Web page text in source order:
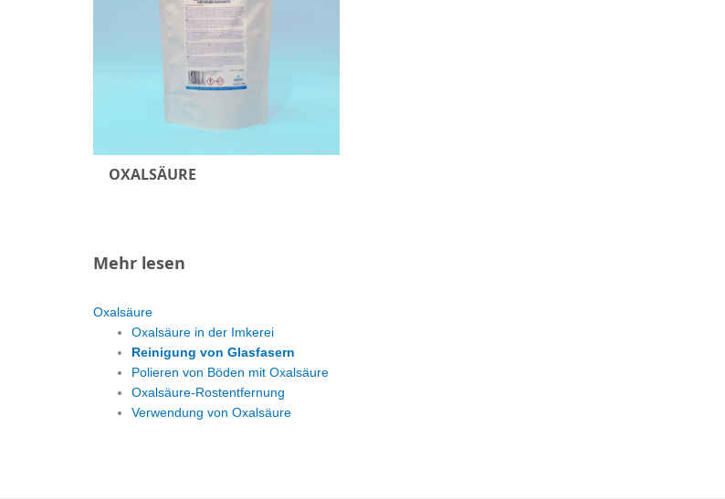
OXALSÄURE
Mehr lesen
Oxalsäure
Oxalsäure in der Imkerei
Reinigung von Glasfasern
Polieren von Böden mit Oxalsäure
Oxalsäure-Rostentfernung
Verwendung von Oxalsäure